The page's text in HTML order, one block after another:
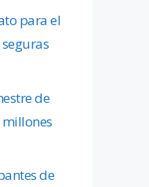
para el
de
de